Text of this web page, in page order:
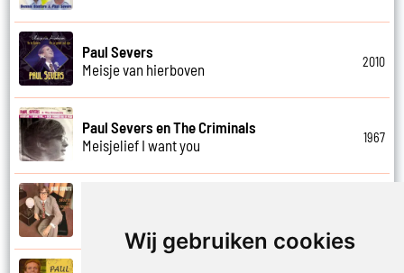
Wij gebruiken cookies
Paul Severs
Meisje van hierboven
2010
Paul Severs en The Criminals
Meisjelief I want you
1967